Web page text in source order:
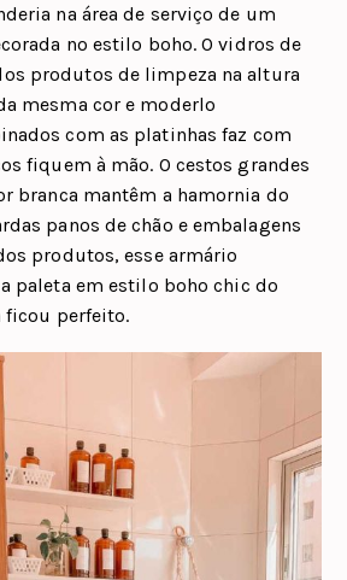
na área de serviço de um
no estilo boho. O vidros de
produtos de limpeza na altura
mesma cor e moderlo
com as platinhas faz com
fiquem à mão. O cestos grandes
branca mantêm a hamornia do
panos de chão e embalagens
produtos, esse armário
paleta em estilo boho chic do
ficou perfeito.